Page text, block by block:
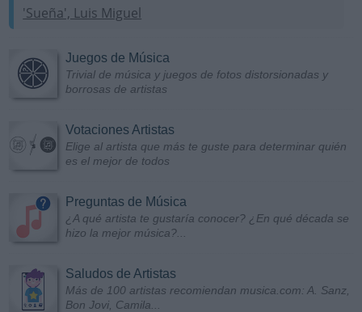
'Sueña', Luis Miguel
Juegos de Música
Trivial de música y juegos de fotos distorsionadas y
borrosas de artistas
Votaciones Artistas
Elige al artista que más te guste para determinar quién
es el mejor de todos
Preguntas de Música
¿A qué artista te gustaría conocer? ¿En qué década se
hizo la mejor música?...
Saludos de Artistas
Más de 100 artistas recomiendan musica.com: A. Sanz,
Bon Jovi, Camila...